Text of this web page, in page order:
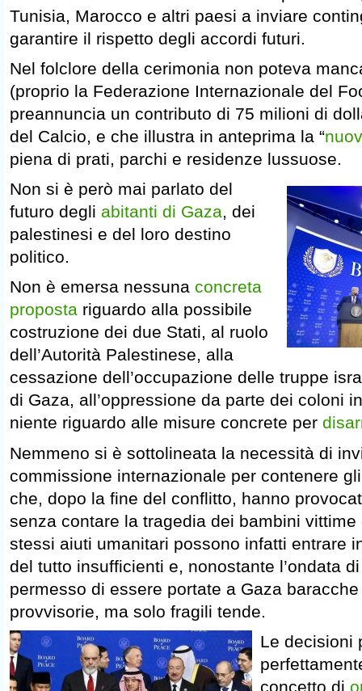
Tunisia, Marocco e altri paesi a inviare
garantire il rispetto degli accordi futuri.
Nel folclore della cerimonia non poteva
(proprio la Federazione Internazionale del
preannuncia un contributo di 75 milioni di
del Calcio, e che illustra in anteprima la “
piena di prati, parchi e residenze lussuose.
Non si è però mai parlato del
futuro degli abitanti di Gaza, dei
palestinesi e del loro destino
politico.
Non è emersa nessuna concreta
proposta riguardo alla possibile
costruzione dei due Stati, al ruolo
dell’Autorità Palestinese, alla
cessazione dell’occupazione delle truppe
di Gaza, all’oppressione da parte dei coloni
niente riguardo alle misure concrete per
Nemmeno si è sottolineata la necessità di
commissione internazionale per contenere
che, dopo la fine del conflitto, hanno
senza contare la tragedia dei bambini
stessi aiuti umanitari possono infatti entrare
del tutto insufficienti e, nonostante l’ondata
permesso di essere portate a Gaza
provvisorie, ma solo fragili tende.
Le decisioni
concetto di